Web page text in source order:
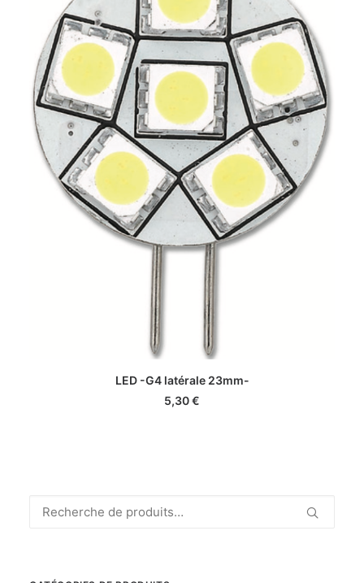
AJOUTER AU PANIER
LED -G4 latérale 23mm-
5,30€
Recherche